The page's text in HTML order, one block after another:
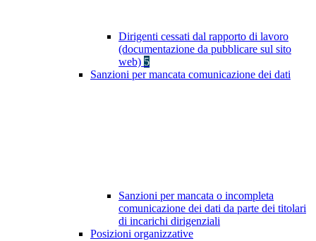
Dirigenti cessati dal rapporto di lavoro
(documentazione da pubblicare sul sito
web) 5
Sanzioni per mancata comunicazione dei dati
Sanzioni per mancata o incompleta
comunicazione dei dati da parte dei titolari
di incarichi dirigenziali
Posizioni organizzative